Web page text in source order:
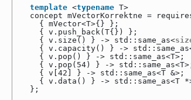
template <typename T>
concept mVectorKorrektne =
{ mVector<T>{} };
{ v.push_back(T{}) };
{ v.size() } -> std::same_as<
{ v.capacity() } ->
{ v.pop() } -> std::same_as<T>;
{ v.pop(54) } ->
{ v[42] } -> std::same_as<T &>;
{ v.data() } -> std::same_as<T
};